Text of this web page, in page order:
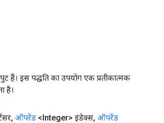
इस पद्धति का उपयोग एक प्रतीकात्मक
है।
, ऑपरेंड <Integer> इंडेक्स, ऑपरेंड